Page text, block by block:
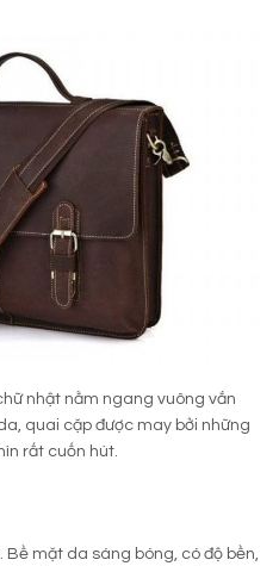
nhật nằm ngang vuông vắn
quai cặp được may bởi những
rất cuốn hút.
mặt da sáng bóng, có độ bền,